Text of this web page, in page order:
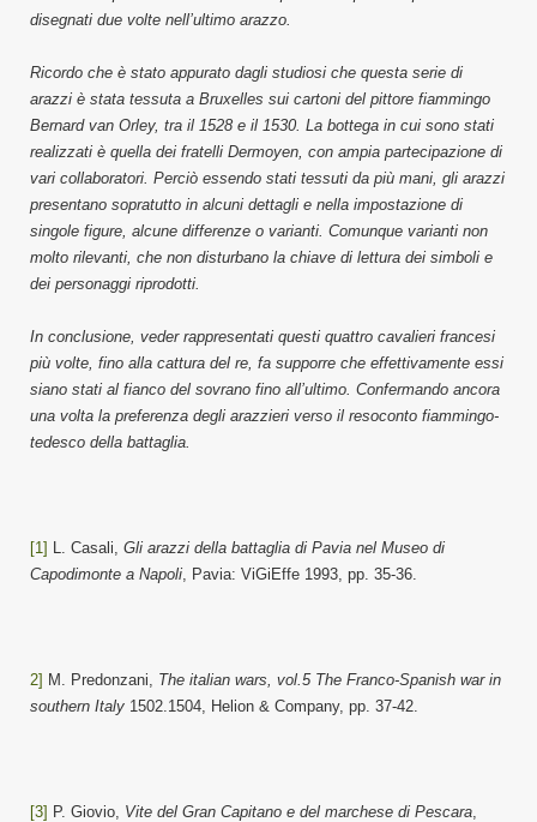
disegnati due volte nell’ultimo arazzo.
Ricordo che è stato appurato dagli studiosi che questa serie di
arazzi è stata tessuta a Bruxelles sui cartoni del pittore fiammingo
Bernard van Orley, tra il 1528 e il 1530. La bottega in cui sono stati
realizzati è quella dei fratelli Dermoyen, con ampia partecipazione di
vari collaboratori. Perciò essendo stati tessuti da più mani, gli arazzi
presentano sopratutto in alcuni dettagli e nella impostazione di
singole figure, alcune differenze o varianti. Comunque varianti non
molto rilevanti, che non disturbano la chiave di lettura dei simboli e
dei personaggi riprodotti.
In conclusione, veder rappresentati questi quattro cavalieri francesi
più volte, fino alla cattura del re, fa supporre che effettivamente essi
siano stati al fianco del sovrano fino all’ultimo. Confermando ancora
una volta la preferenza degli arazzieri verso il resoconto fiammingo-
tedesco della battaglia.
[1] L. Casali, Gli arazzi della battaglia di Pavia nel Museo di
Capodimonte a Napoli , Pavia: ViGiEffe 1993, pp. 35-36.
2] M. Predonzani, The italian wars, vol.5 The Franco-Spanish war in
southern Italy 1502.1504, Helion & Company, pp. 37-42.
[3] P. Giovio, Vite del Gran Capitano e del marchese di Pescara